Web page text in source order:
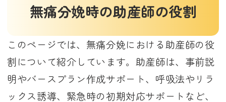
無痛分娩時の助産師の役割
このページでは、無痛分娩における助産師の役
割について紹介しています。助産師は、事前説
明やバースプラン作成サポート、呼吸法やリラ
ックス誘導、緊急時の初期対応サポートなど、